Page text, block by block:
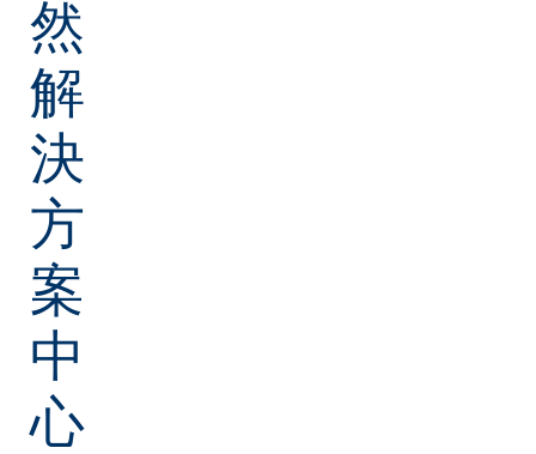
然
解
決
方
案
中
心